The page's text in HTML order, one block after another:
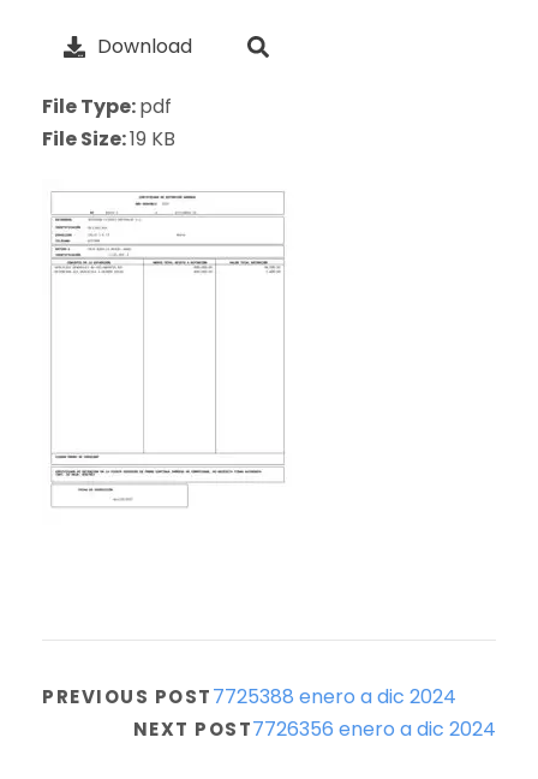
Download
File Type:pdf
File Size:19 KB
PREVIOUS POST7725388 enero a dic 2024
NEXT POST7726356 enero a dic 2024